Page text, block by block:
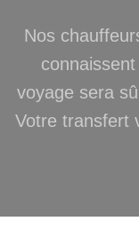
Nos
voyage sera
Votre transfert